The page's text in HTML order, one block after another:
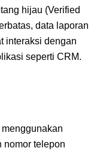
hijau (Verified
data laporan
interaksi dengan
seperti CRM.
nomor telepon